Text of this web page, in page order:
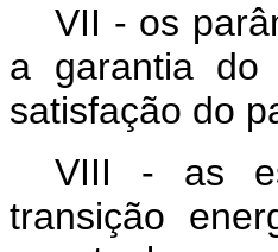
VII - os
a garantia do
satisfação do
VIII - as
transição